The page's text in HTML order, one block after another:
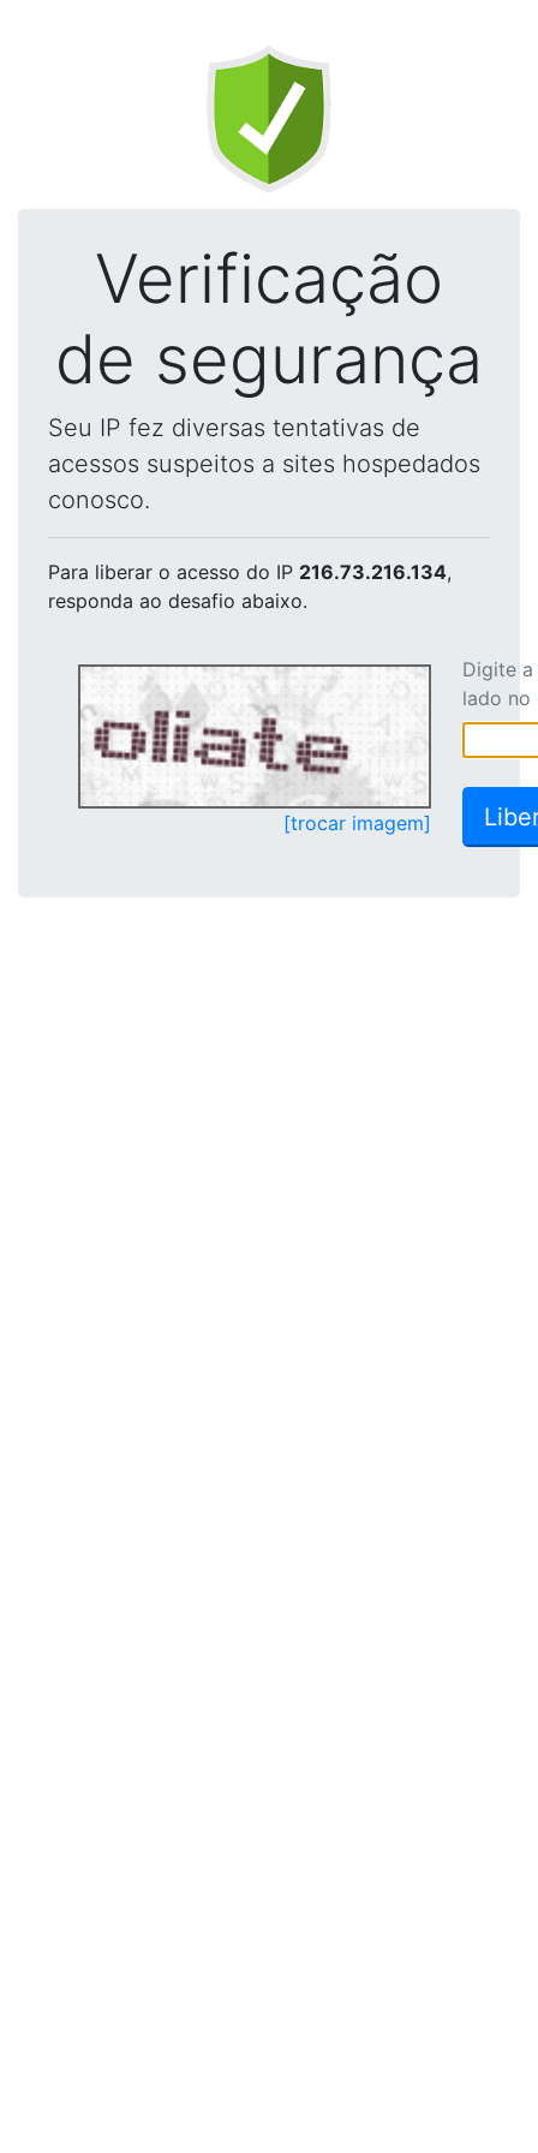
Verificação
de segurança
Seu IP fez diversas tentativas de
acessos suspeitos a sites hospedados
conosco.
Para liberar o acesso do IP 216.73.216.134,
responda ao desafio abaixo.
[trocar imagem]
Digite
lado no